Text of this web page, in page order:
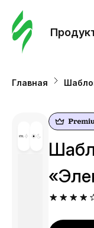
Главная